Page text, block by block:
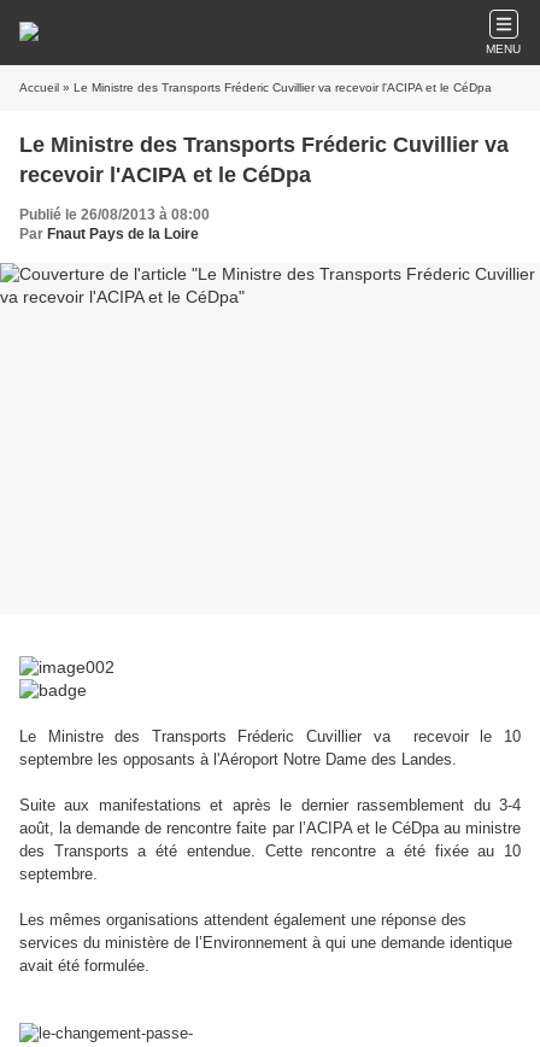
MENU
Accueil » Le Ministre des Transports Fréderic Cuvillier va recevoir l'ACIPA et le CéDpa
Le Ministre des Transports Fréderic Cuvillier va
recevoir l'ACIPA et le CéDpa
Publié le 26/08/2013 à 08:00
Par Fnaut Pays de la Loire
Le Ministre des Transports Fréderic Cuvillier va recevoir le 10
septembre les opposants à l'Aéroport Notre Dame des Landes.
Suite aux manifestations et après le dernier rassemblement du 3-4
août, la demande de rencontre faite par l’ACIPA et le CéDpa au ministre
des Transports a été entendue. Cette rencontre a été fixée au 10
septembre.
Les mêmes organisations attendent également une réponse des
services du ministère de l’Environnement à qui une demande identique
avait été formulée.